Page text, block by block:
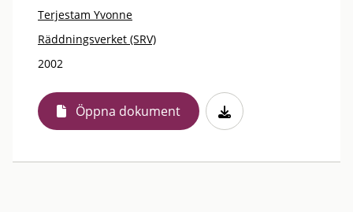
Terjestam Yvonne
Räddningsverket (SRV)
2002
Öppna dokument